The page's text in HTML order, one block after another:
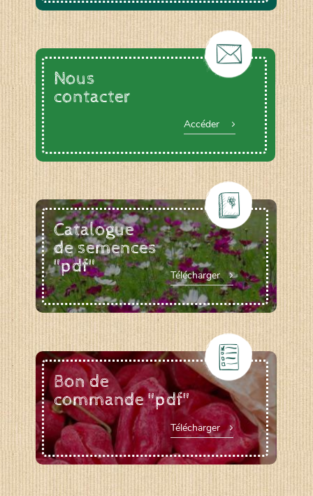
Nous
contacter
Accéder
Catalogue
de semences
"pdf"
Télécharger
Bon de
commande "pdf"
Télécharger